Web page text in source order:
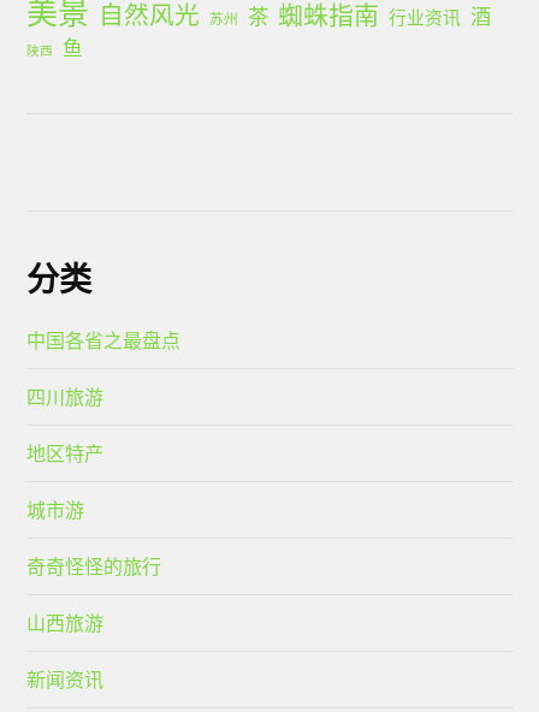
美景 自然风光 苏州 茶 蜘蛛指南 行业资讯 酒
陕西 鱼
分类
中国各省之最盘点
四川旅游
地区特产
城市游
奇奇怪怪的旅行
山西旅游
新闻资讯